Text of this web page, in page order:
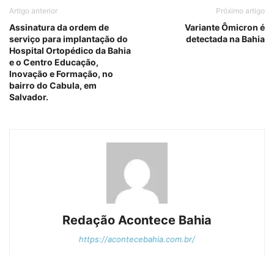
Artigo anterior
Assinatura da ordem de
serviço para implantação do
Hospital Ortopédico da Bahia
e o Centro Educação,
Inovação e Formação, no
bairro do Cabula, em
Salvador.
Próximo artigo
Variante Ômicron é
detectada na Bahia
Redação Acontece Bahia
https://acontecebahia.com.br/